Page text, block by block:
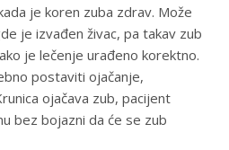
je koren zuba zdrav. Može
je izvađen živac, pa takav zub
je lečenje urađeno korektno.
postaviti ojačanje,
ojačava zub, pacijent
bez bojazni da će se zub